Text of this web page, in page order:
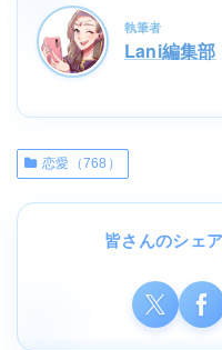
執筆者
Lani編集部
恋愛（768）
皆さんのシェ